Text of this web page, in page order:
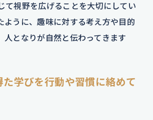
て視野を広げることを大切にしてい
ように、趣味に対する考え方や目的
人となりが自然と伝わってきます
学びを行動や習慣に絡めて